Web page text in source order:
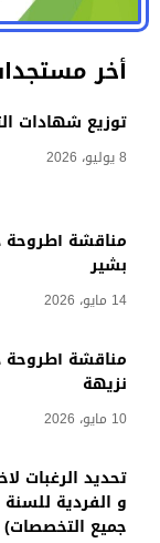
أخر
توزيع شهادات
8 يوليو، 2026
مناقشة أطروحة
بشير
14 مايو، 2026
مناقشة أطروحة
نزيهة
10 مايو، 2026
تحديد الرغبات
جميع التخصصات)